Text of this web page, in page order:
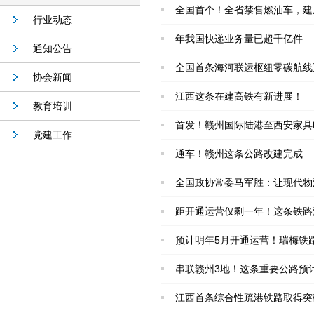
行业动态
通知公告
协会新闻
教育培训
党建工作
全国首个！全省禁售燃油车，
年我国快递业务量已超千亿件
全国首条海河联运枢纽零碳航
江西这条在建高铁有新进展！
首发！赣州国际陆港至西安家
通车！赣州这条公路改建完成
全国政协常委马军胜：让现代
距开通运营仅剩一年！这条铁
预计明年5月开通运营！瑞梅
串联赣州3地！这条重要公路预
江西首条综合性疏港铁路取得